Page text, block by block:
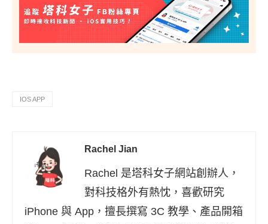
IOS APP
Rachel Jian
Rachel 是塔科女子網站創辦人，
對科技格外有熱忱，喜歡研究
iPhone 與 App，擅長撰寫 3C 教學、產品開箱